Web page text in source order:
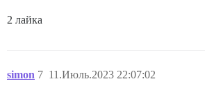
2 лайка
simon 11.Июль.2023 22:07:02
7